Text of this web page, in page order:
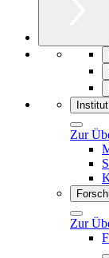
Institut
Zur
Zur